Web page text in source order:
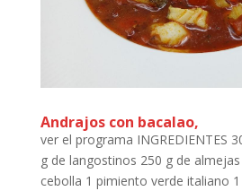
Andrajos con bacalao,
ver el programa INGREDIENTES
g de langostinos 250 g de
cebolla 1 pimiento verde italiano